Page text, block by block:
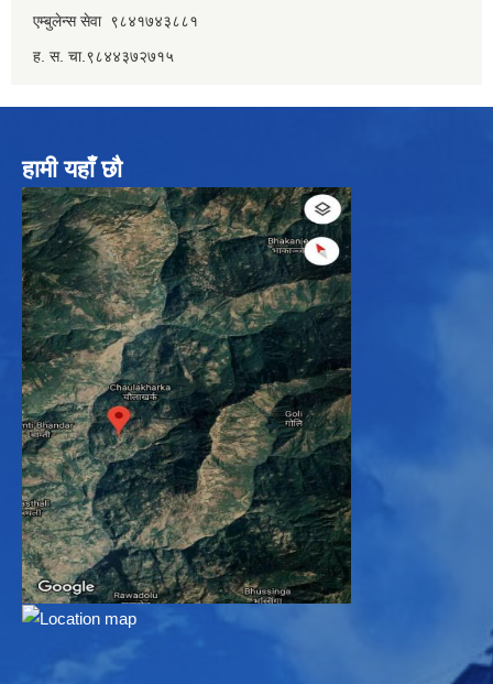
एम्बुलेन्स सेवा ९८४१७४३८८१
ह. स. चा.९८४४३७२७१५
हामी यहाँ छौ